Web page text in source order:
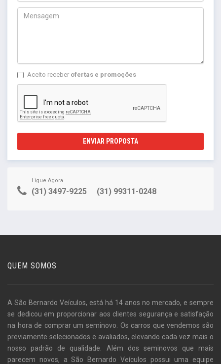
Aceito receber ofertas e promoções
ENVIAR PROPOSTA
Ligue Agora
(31) 3497-9225 (31) 99311-0248
QUEM SOMOS
A São Bernardo Veículos, está há 14 anos no mercado, e sempre
se dedicou em proporcionar aos clientes segurança e satisfação
na hora de comprar um seminovo. Os carros que vendemos são
previamente selecionados e avaliados, elevando cada vez mais o
nosso padrão de qualidade. Além dos seminovos que mais
parecem novos, a São Bernardo Veículos possui uma equipe